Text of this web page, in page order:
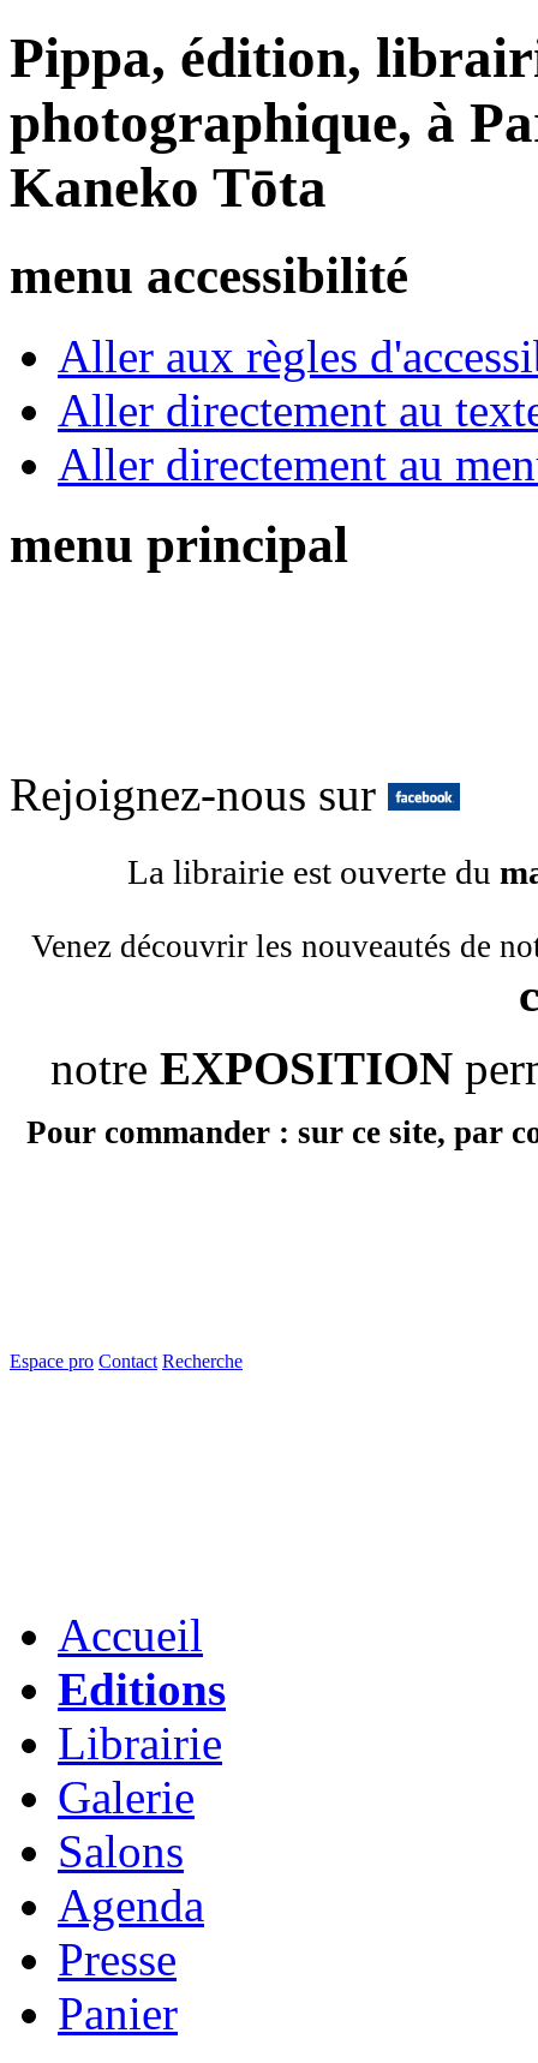
Pippa, édition,
photographique, à
Kaneko Tōta
menu accessibilité
Aller aux règles
Aller directement au
Aller directement au
menu principal
Rejoignez-nous sur
La librairie est ouverte du
Venez découvrir les nouveautés de
notre EXPOSITION
Pour commander : sur ce site, par
Espace pro Contact Recherche
Accueil
Editions
Librairie
Galerie
Salons
Agenda
Presse
Panier